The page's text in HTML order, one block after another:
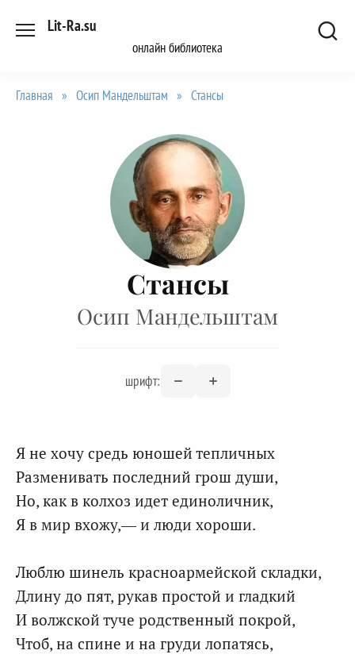
Lit-Ra.su
онлайн библиотека
Главная » Осип Мандельштам » Стансы
Стансы
Осип Мандельштам
шрифт:
Я не хочу средь юношей тепличных
Разменивать последний грош души,
Но, как в колхоз идет единоличник,
Я в мир вхожу,— и люди хороши.
Люблю шинель красноармейской складки,
Длину до пят, рукав простой и гладкий
И волжской туче родственный покрой,
Чтоб, на спине и на груди лопатясь,